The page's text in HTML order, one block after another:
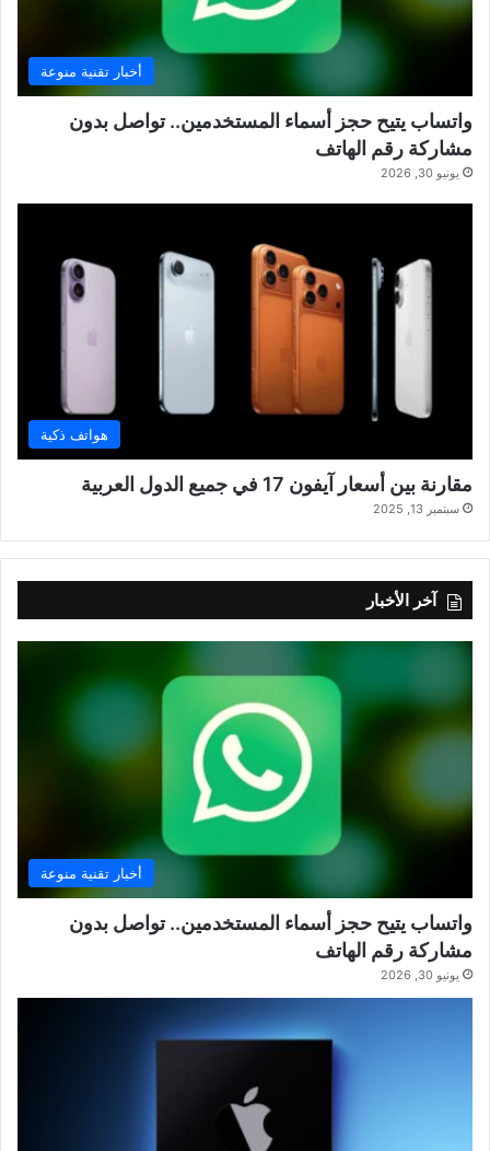
أخبار تقنية منوعة
واتساب يتيح حجز أسماء المستخدمين.. تواصل بدون
مشاركة رقم الهاتف
يونيو 30, 2026
هواتف ذكية
مقارنة بين أسعار آيفون 17 في جميع الدول العربية
سبتمبر 13, 2025
آخر الأخبار
أخبار تقنية منوعة
واتساب يتيح حجز أسماء المستخدمين.. تواصل بدون
مشاركة رقم الهاتف
يونيو 30, 2026